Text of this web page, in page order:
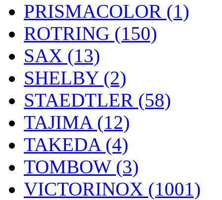
PRISMACOLOR (1)
ROTRING (150)
SAX (13)
SHELBY (2)
STAEDTLER (58)
TAJIMA (12)
TAKEDA (4)
TOMBOW (3)
VICTORINOX (1001)